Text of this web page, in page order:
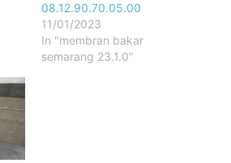
08.12.90.70.05.00
11/01/2023
In "membran bakar
semarang 23.1.0"